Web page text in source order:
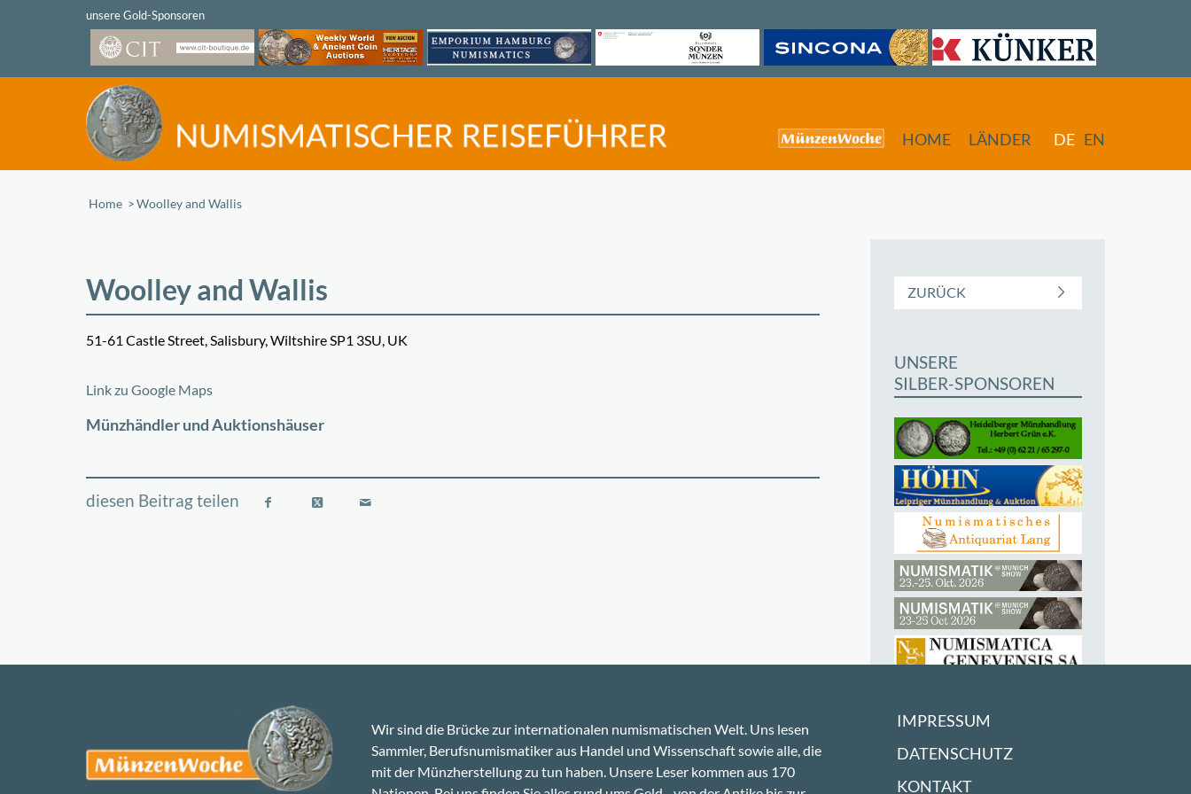
HOME LÄNDER DE EN
Home /Woolley and Wallis
Woolley and Wallis
51-61 Castle Street, Salisbury, Wiltshire SP1 3SU, UK
+
Link zu Google Maps
Münzhändler und Auktionshäuser
ZURÜCK
UNSERE
SILBER-SPONSOREN
Wir sind die Brücke zur internationalen numismatischen Welt. Uns lesen
Sammler, Berufsnumismatiker aus Handel und Wissenschaft sowie alle, die
mit der Münzherstellung zu tun haben. Unsere Leser kommen aus 170
IMPRESSUM
DATENSCHUTZ
KONTAKT